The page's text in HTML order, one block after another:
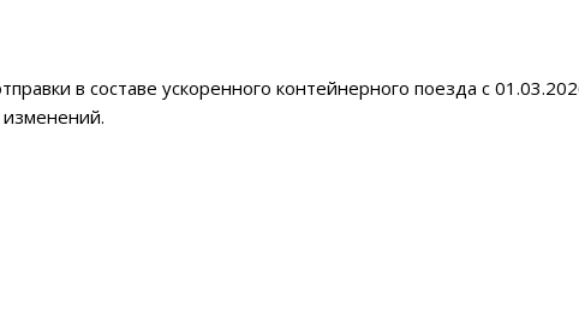
в составе ускоренного контейнерного поезда с